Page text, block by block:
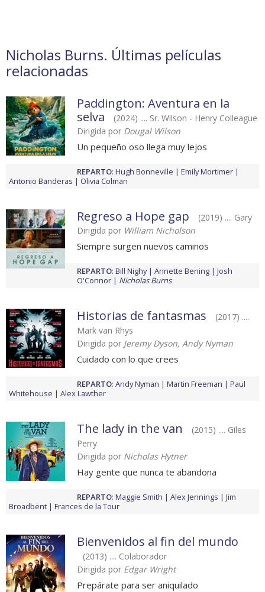
Nicholas Burns. Últimas películas
relacionadas
Paddington: Aventura en la
selva
(2024) .... Sr. Wilson - Henry Colleague
Dirigida por Dougal Wilson
Un pequeño oso llega muy lejos
REPARTO: Hugh Bonneville
Emily Mortimer
Antonio Banderas
Olivia Colman
Regreso a Hope gap
(2019) .... Gary
Dirigida por William Nicholson
Siempre surgen nuevos caminos
REPARTO: Bill Nighy Annette Bening
Josh
O'Connor
Nicholas Burns
Historias de fantasmas
(2017) ....
Mark van Rhys
Dirigida por Jeremy Dyson, Andy Nyman
Cuidado con lo que crees
REPARTO: Andy Nyman Martin Freeman
Paul
Whitehouse
Alex Lawther
The lady in the van
(2015) .... Giles
Perry
Dirigida por Nicholas Hytner
Hay gente que nunca te abandona
REPARTO: Maggie Smith Alex Jennings
Jim
Broadbent
Frances de la Tour
Bienvenidos al fin del mundo
(2013) .... Colaborador
Dirigida por Edgar Wright
Prepárate para ser aniquilado